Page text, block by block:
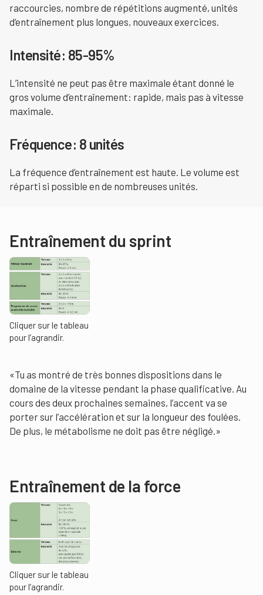
raccourcies, nombre de répétitions augmenté, unités
d’entraînement plus longues, nouveaux exercices.
Intensité: 85-95%
L’intensité ne peut pas être maximale étant donné le
gros volume d’entraînement: rapide, mais pas à vitesse
maximale.
Fréquence: 8 unités
La fréquence d’entraînement est haute. Le volume est
réparti si possible en de nombreuses unités.
Entraînement du sprint
Cliquer sur le tableau
pour l’agrandir.
«Tu as montré de très bonnes dispositions dans le
domaine de la vitesse pendant la phase qualificative. Au
cours des deux prochaines semaines, l’accent va se
porter sur l’accélération et sur la longueur des foulées.
De plus, le métabolisme ne doit pas être négligé.»
Entraînement de la force
Cliquer sur le tableau
pour l’agrandir.